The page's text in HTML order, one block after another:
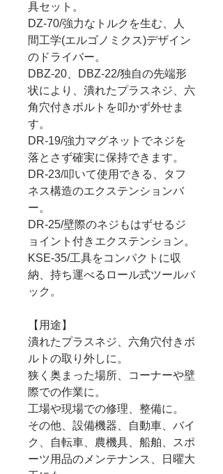
具セット。
DZ-70/強力なトルクを生む、人
間工学(エルゴノミクス)デザイン
のドライバー。
DBZ-20、DBZ-22/独自の先端形
状により、潰れたプラスネジ、六
角穴付きボルトを叩かず外せま
す。
DR-19/強力マグネットでネジを
落とさず確実に保持できます。
DR-23/叩いて使用できる、タフ
ネス構造のエクステンションバ
ー。
DR-25/壁際のネジもはずせるジ
ョイント付きエクステンション。
KSE-35/工具をコンパクトに収
納、持ち運べるロール式ツールバ
ック。
【用途】
潰れたプラスネジ、六角穴付きボ
ルトの取り外しに。
狭く奥まった場所、コーナーや壁
際での作業に。
工場や現場での修理、整備に。
その他、設備機器、自動車、バイ
ク、自転車、農機具、船舶、スポ
ーツ用品のメンテナンス、日曜大